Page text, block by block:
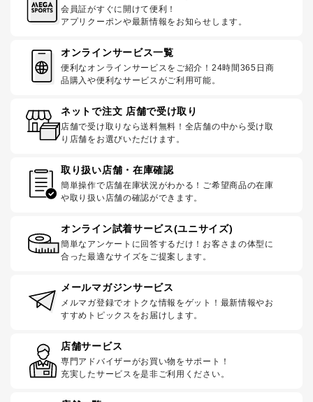
会員証がすぐに開けて便利！
アプリクーポンや最新情報をお知らせします。
オンラインサービス一覧
便利なオンラインサービスをご紹介！24時間365日商
品購入や便利なサービスがご利用可能。
ネットで注文 店舗で受け取り
店舗で受け取りなら送料無料！全店舗の中から受け取
り店舗をお選びいただけます。
取り扱い店舗・在庫確認
簡単操作で店舗在庫状況がわかる！ご希望商品の在庫
や取り扱い店舗の確認ができます。
オンライン試着サービス(ユニサイズ)
簡単なアンケートに回答するだけ！お客さまの体型に
合った最適なサイズをご提案します。
メールマガジンサービス
メルマガ登録でオトクな情報をゲット！最新情報やお
すすめトピックスをお届けします。
店舗サービス
専門アドバイザーがお買い物をサポート！
充実したサービスを是非ご利用ください。